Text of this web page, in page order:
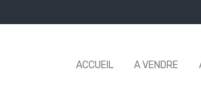
ACCUEIL A VENDRE